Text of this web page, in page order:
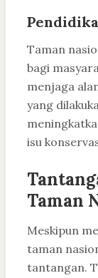
Taman
bagi
menjaga
yang
isu
Taman
Meskipun
taman
tantangan.